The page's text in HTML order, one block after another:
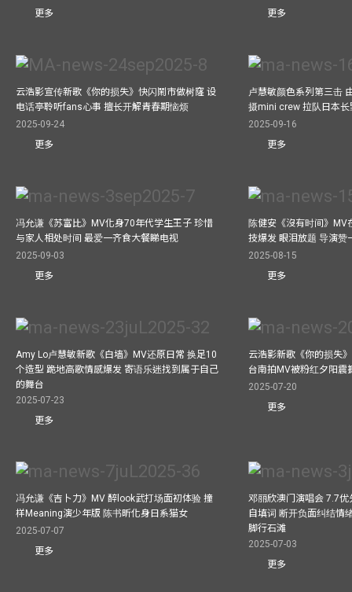
更多
更多
云浩影宣传新歌《你的损失》快闪鬧市做树窿 设
电话亭聆听fans心事 擅长开解青春期恼烦
2025-09-24
更多
卢慧敏颜色系列第三击
摄mini crew 拉队日本长
2025-09-16
更多
冯允谦《苏富比》MV化身70年代学生王子 珍惜
与家人相处时间 最爱一齐食大餐睇电视
2025-09-03
更多
陈健安《沒有时间》MV
技爆发 眼泪放题 导演
2025-08-15
更多
Amy Lo卢慧敏新歌《白墙》MV还原日常 换足10
个造型 跪地高歌情感爆发 寄语乐迷找到属于自己
的舞台
2025-07-23
更多
云浩影新歌《你的损失
台南拍MV被粉红夕阳震
2025-07-20
更多
冯允谦《吉卜力》MV 醉look武打场面初体验 撞
样Meaning演少年版 陈书昕化身日系猫女
2025-07-07
更多
邓丽欣澳门演唱会 7.7
自填词 断开负面纠结情
脚行石滩
2025-07-03
更多